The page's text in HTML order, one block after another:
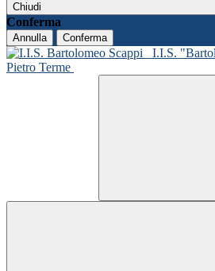
Chiudi
Conferma
Annulla Conferma
I.I.S.
Pietro Terme